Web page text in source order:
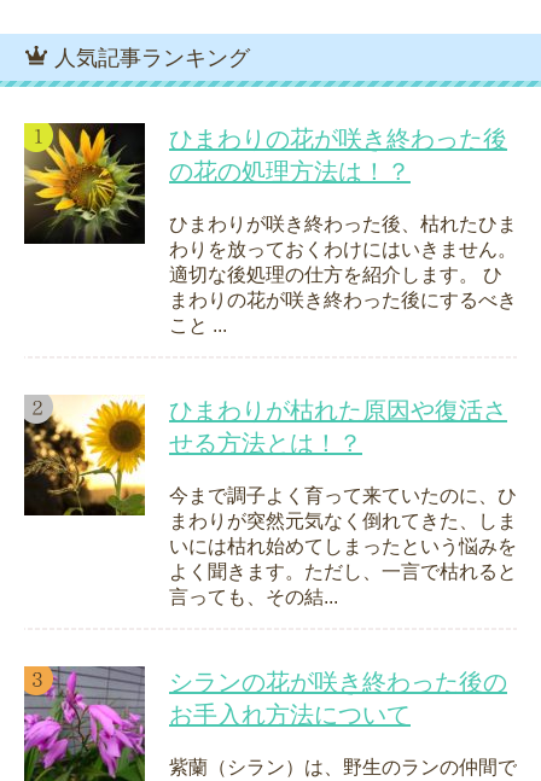
人気記事ランキング
ひまわりの花が咲き終わった後
の花の処理方法は！？
ひまわりが咲き終わった後、枯れたひま
わりを放っておくわけにはいきません。
適切な後処理の仕方を紹介します。 ひ
まわりの花が咲き終わった後にするべき
こと ...
ひまわりが枯れた原因や復活さ
せる方法とは！？
今まで調子よく育って来ていたのに、ひ
まわりが突然元気なく倒れてきた、しま
いには枯れ始めてしまったという悩みを
よく聞きます。ただし、一言で枯れると
言っても、その結...
シランの花が咲き終わった後の
お手入れ方法について
紫蘭（シラン）は、野生のランの仲間で